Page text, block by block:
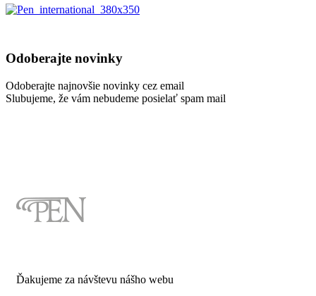
Odoberajte novinky
Odoberajte najnovšie novinky cez email
Slubujeme, že vám nebudeme posielať spam mail
Ďakujeme za návštevu nášho webu